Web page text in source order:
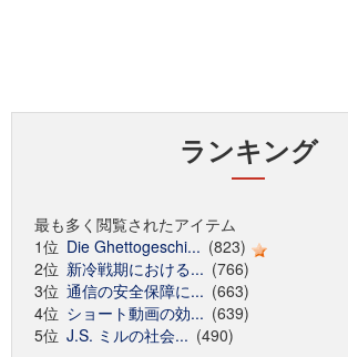
ランキング
最も多く閲覧されたアイテム
1位 Die Ghettogeschi... (823)
2位 新冷戦期における... (766)
3位 通信の安全保障に... (663)
4位 ショート動画の効... (639)
5位 J.S. ミルの社会... (490)